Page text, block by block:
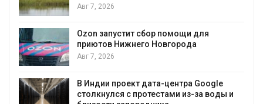
Авг 7, 2026
Ozon запустит сбор помощи для
приютов Нижнего Новгорода
Авг 7, 2026
В Индии проект дата-центра Google
столкнулся с протестами из-за воды и